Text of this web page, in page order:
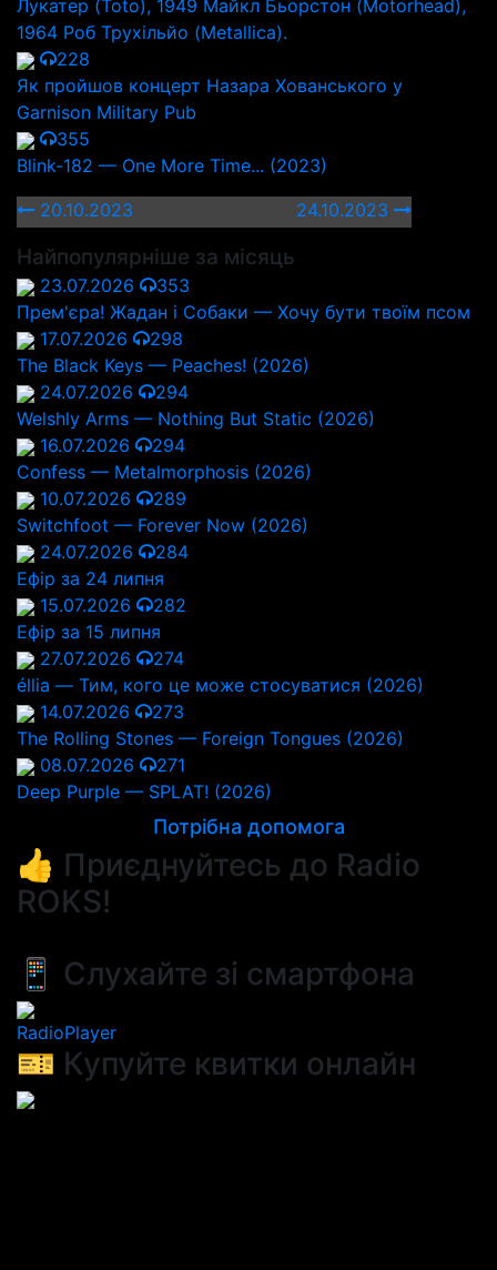
Лукатер (Toto), 1949 Майкл Бьорстон (Motorhead),
1964 Роб Трухільйо (Metallica).
228
Як пройшов концерт Назара Хованського у
Garnison Military Pub
355
Blink-182 — One More Time... (2023)
20.10.2023
24.10.2023
Найпопулярніше за місяць
23.07.2026
353
Прем'єра! Жадан і Собаки — Хочу бути твоїм псом
17.07.2026
298
The Black Keys — Peaches! (2026)
24.07.2026
294
Welshly Arms — Nothing But Static (2026)
16.07.2026
294
Confess — Metalmorphosis (2026)
10.07.2026
289
Switchfoot — Forever Now (2026)
24.07.2026
284
Ефір за 24 липня
15.07.2026
282
Ефір за 15 липня
27.07.2026
274
éllia — Тим, кого це може стосуватися (2026)
14.07.2026
273
The Rolling Stones — Foreign Tongues (2026)
08.07.2026
271
Deep Purple — SPLAT! (2026)
Потрібна допомога
👍 Приєднуйтесь до Radio
ROKS!
📱 Слухайте зі смартфона
RadioPlayer
🎫 Купуйте квитки онлайн